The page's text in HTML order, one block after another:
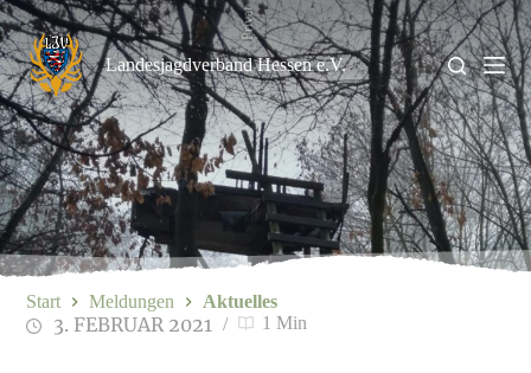
Zum
Inhalt
springen
Landesjagdverband Hessen e.V.
Privat
3. FEBRUAR 2021 1 Min
Start Meldungen Aktuelles